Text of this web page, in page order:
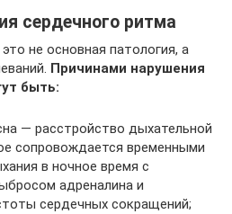
сердечного ритма
не основная патология, а
Причинами нарушения
быть:
— расстройство дыхательной
сопровождается временными
в ночное время с
адреналина и
сердечных сокращений;